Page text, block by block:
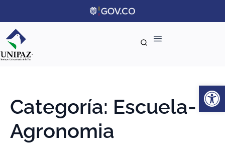
Categoría: Escuela-
Agronomia